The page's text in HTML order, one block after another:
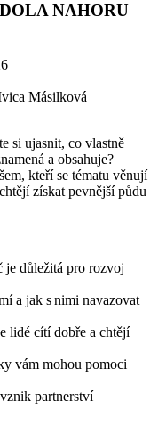
NAHORU
Másilková
si ujasnit, co vlastně
a obsahuje?
kteří se tématu věnují
získat pevnější půdu
je důležitá pro rozvoj
a jak s nimi navazovat
lidé cítí dobře a chtějí
vám mohou pomoci
partnerství